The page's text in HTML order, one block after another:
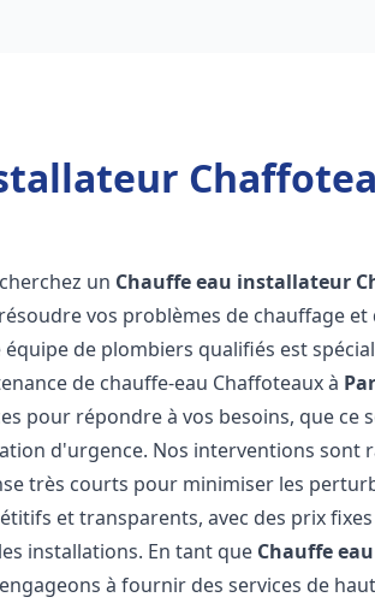
un Chauffe eau installateur
vos problèmes de chauffage
équipe de plombiers qualifiés est
de chauffe-eau Chaffoteaux à
pour répondre à vos besoins, que
d'urgence. Nos interventions sont
très courts pour minimiser les
et transparents, avec des prix
installations. En tant que Chauffe
à fournir des services de